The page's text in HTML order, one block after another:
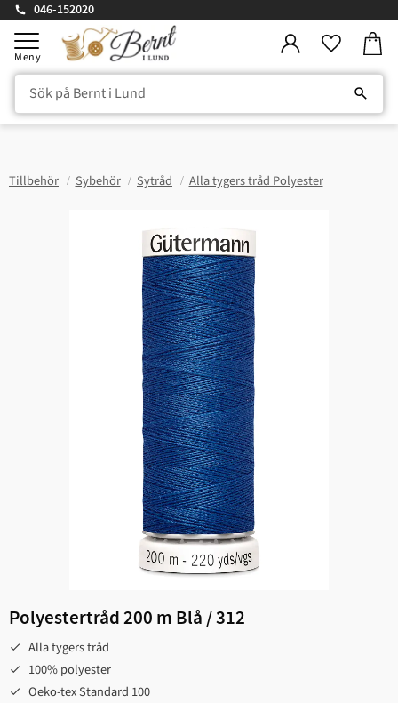
Meny
046-152020
Tillbehör Sybehör Sytråd Alla tygers tråd Polyester
Polyestertråd 200 m Blå / 312
Alla tygers tråd
100% polyester
Oeko-tex Standard 100